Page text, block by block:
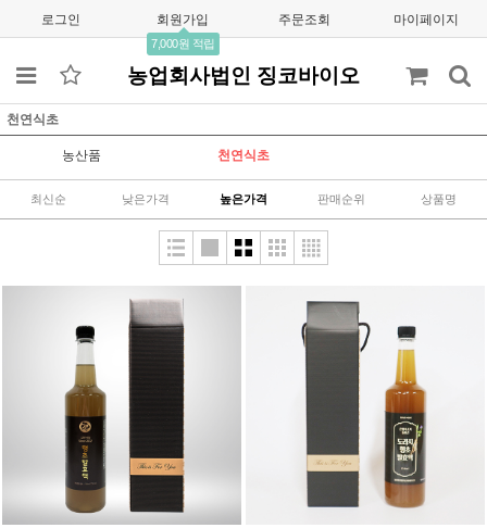
로그인 회원가입
7,000원 적립
주문조회 마이페이지
농업회사법인 징코바이오
천연식초
농산품 천연식초
최신순 낮은가격 높은가격 판매순위 상품명